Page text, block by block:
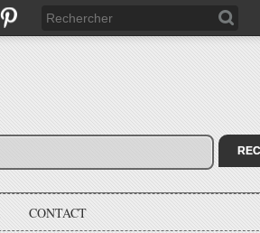
CONTACT